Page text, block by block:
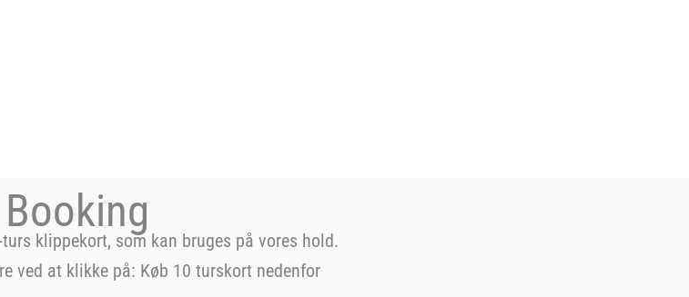
Booking
klippekort, som kan bruges på vores hold.
ved at klikke på: Køb 10 turskort nedenfor